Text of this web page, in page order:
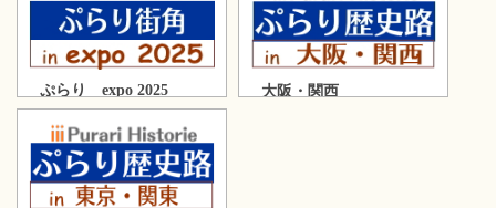
ぷらり expo 2025 大阪・関西